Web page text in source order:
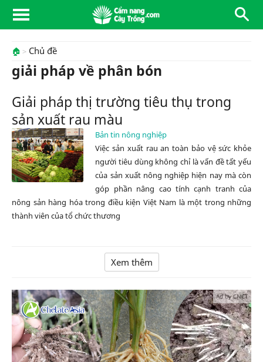
🏠 Chủ đề
giải pháp về phân bón
Giải pháp thị trường tiêu thụ trong
sản xuất rau màu
Bản tin nông nghiệp
Việc sản xuất rau an toàn bảo vệ sức khỏe
người tiêu dùng không chỉ là vấn đề tất yếu
của sản xuất nông nghiệp hiện nay mà còn
góp phần nâng cao tính cạnh tranh của
nông sản hàng hóa trong điều kiện Việt Nam là một trong những
thành viên của tổ chức thương
Xem thêm
Ad by CNCT